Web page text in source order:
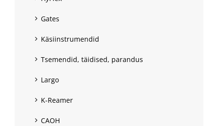
Gates
Käsiinstrumendid
Tsemendid, täidised, parandus
Largo
K-Reamer
CAOH